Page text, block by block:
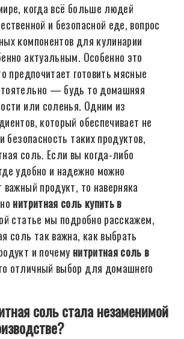
когда всё больше людей
и безопасной еде, вопрос
компонентов для кулинарии
актуальным. Особенно это
предпочитает готовить мясные
— будь то домашняя
или соленья. Одним из
который обеспечивает не
безопасность таких продуктов,
соль. Если вы когда-либо
удобно и надежно можно
важный продукт, то наверняка
нитритная соль купить в
статье мы подробно расскажем,
соль так важна, как выбрать
и почему нитритная соль в
отличный выбор для домашнего
соль стала незаменимой